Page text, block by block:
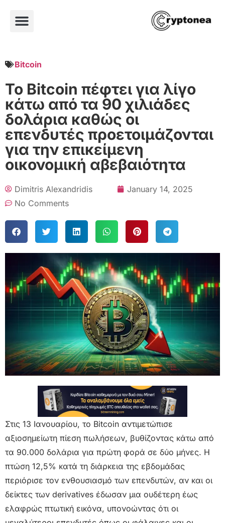
Bitcoin
Το Bitcoin πέφτει για λίγο
κάτω από τα 90 χιλιάδες
δολάρια καθώς οι
επενδυτές προετοιμάζονται
για την επικείμενη
οικονομική αβεβαιότητα
Dimitris Alexandridis
January 14, 2025
No Comments
Στις 13 Ιανουαρίου, το Bitcoin αντιμετώπισε
αξιοσημείωτη πίεση πωλήσεων, βυθίζοντας κάτω από
τα 90.000 δολάρια για πρώτη φορά σε δύο μήνες. Η
πτώση 12,5% κατά τη διάρκεια της εβδομάδας
περιόρισε τον ενθουσιασμό των επενδυτών, αν και οι
δείκτες των derivatives έδωσαν μια ουδέτερη έως
ελαφρώς πτωτική εικόνα, υπονοώντας ότι οι